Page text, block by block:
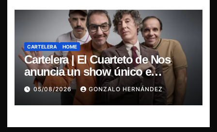
CARTELERA HOME
Cartelera | El Cuarteto de Nos
anuncia un show único e
irrepetible en el Movistar Arena
05/08/2026 GONZALO HERNÁNDEZ